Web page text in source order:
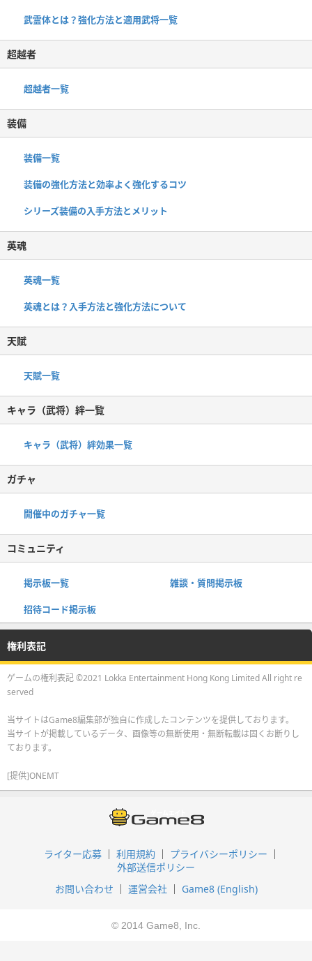
武霊体とは？強化方法と適用武将一覧
超越者
超越者一覧
装備
装備一覧
装備の強化方法と効率よく強化するコツ
シリーズ装備の入手方法とメリット
英魂
英魂一覧
英魂とは？入手方法と強化方法について
天賦
天賦一覧
キャラ（武将）絆一覧
キャラ（武将）絆効果一覧
ガチャ
開催中のガチャ一覧
コミュニティ
掲示板一覧 雑談・質問掲示板
招待コード掲示板
権利表記
ゲームの権利表記 ©2021 Lokka Entertainment Hong Kong Limited All right re
served
当サイトはGame8編集部が独自に作成したコンテンツを提供しております。
当サイトが掲載しているデータ、画像等の無断使用・無断転載は固くお断りし
ております。
[提供]ONEMT
ライター応募 利用規約
プライバシーポリシー
外部送信ポリシー
お問い合わせ
運営会社 Game8 (English)
© 2014 Game8, Inc.